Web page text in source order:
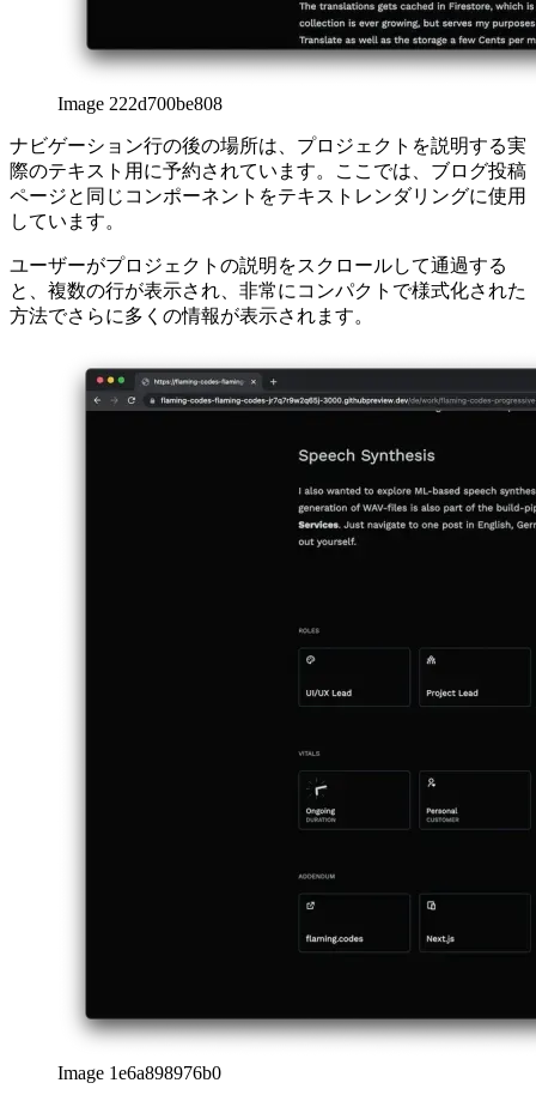
Image 222d700be808
ナビゲーション行の後の場所は、プロジェクトを説明する実
際のテキスト用に予約されています。ここでは、ブログ投稿
ページと同じコンポーネントをテキストレンダリングに使用
しています。
ユーザーがプロジェクトの説明をスクロールして通過する
と、複数の行が表示され、非常にコンパクトで様式化された